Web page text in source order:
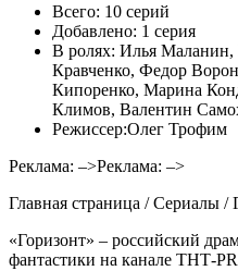
Всего: 10 серий
Добавлено: 1 серия
В ролях: Илья Маланин,
Кравченко, Федор
Кипоренко, Марина
Климов, Валентин
Режиссер:Олег Трофим
Реклама: –>Реклама: –>
Главная страница / Сериалы /
«Горизонт» – российский
фантастики на канале ТНТ-